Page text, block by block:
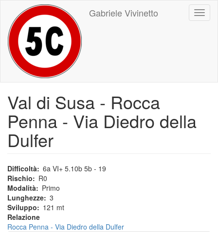
contenuto
principale
Gabriele Vivinetto
Val di Susa - Rocca
Penna - Via Diedro della
Dulfer
Difficoltà 6a VI+ 5.10b 5b - 19
Rischio
R0
Modalità
Primo
Lunghezze 3
Sviluppo
121 mt
Relazione
Rocca Penna - Via Diedro della Dulfer